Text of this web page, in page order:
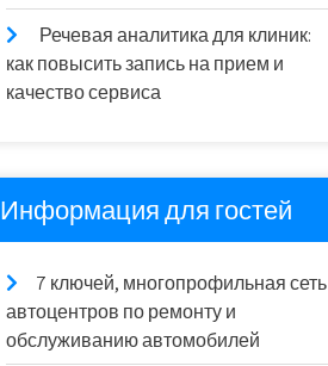
Речевая аналитика для клиник:
как повысить запись на прием и
качество сервиса
Информация для гостей
7 ключей, многопрофильная сеть
автоцентров по ремонту и
обслуживанию автомобилей